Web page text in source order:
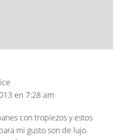
en 7:28 am
con tropiezos y estos
mi gusto son de lujo.